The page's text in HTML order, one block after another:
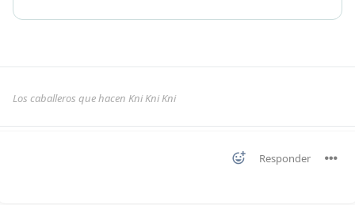
Los caballeros que hacen Kni Kni Kni
Responder